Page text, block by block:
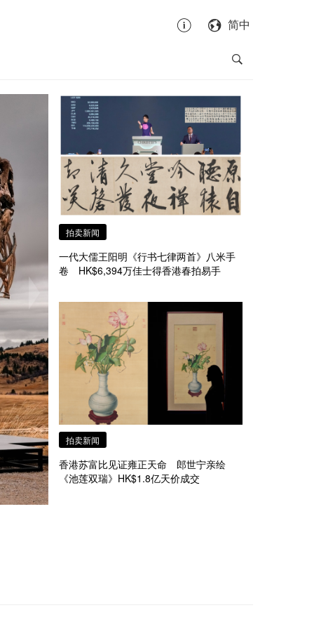
简中
拍卖新闻
一代大儒王阳明《行书七律两首》八米手
卷 HK$6,394万佳士得香港春拍易手
拍卖新闻
香港苏富比见证雍正天命 郎世宁亲绘
《池莲双瑞》HK$1.8亿天价成交